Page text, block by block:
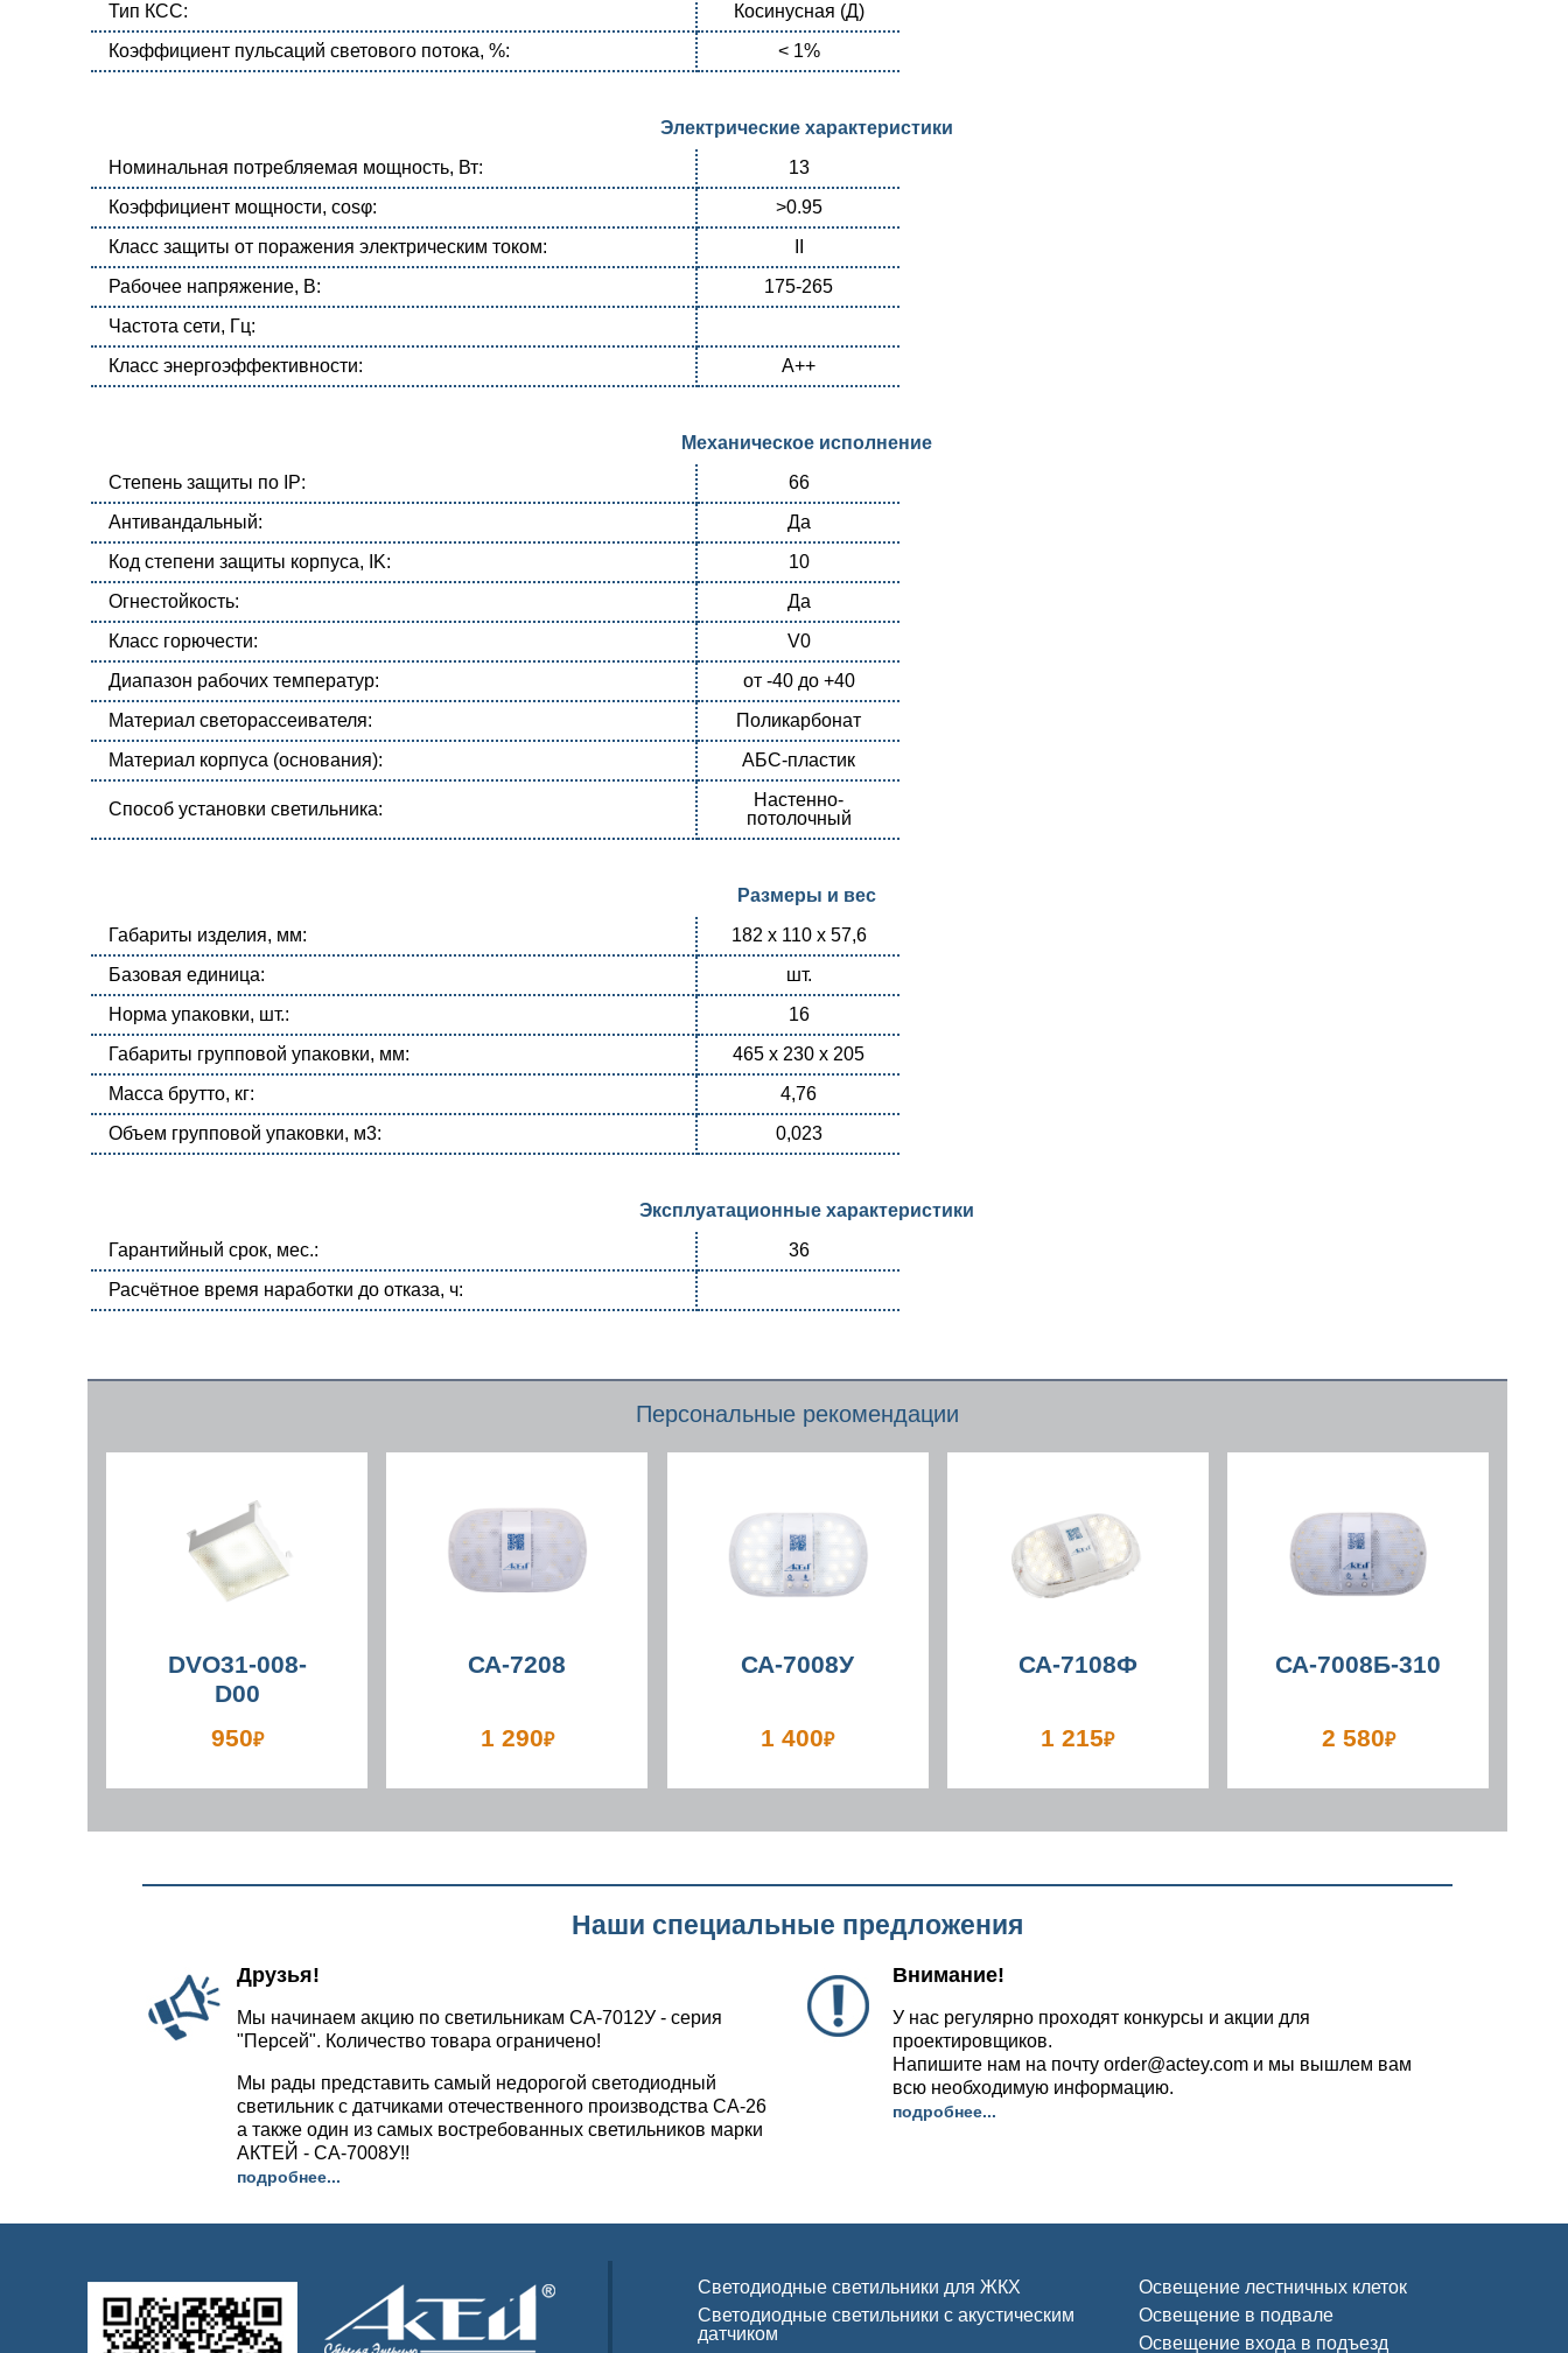
Тип КСС:
Косинусная (Д)
Коэффициент пульсаций светового потока, %:
< 1%
Электрические характеристики
Номинальная потребляемая мощность, Вт:
13
Коэффициент мощности, cosφ:
>0.95
Класс защиты от поражения электрическим током:
Рабочее напряжение, В:
175-265
Частота сети, Гц:
Класс энергоэффективности:
А++
Механическое исполнение
Степень защиты по IP:
66
Антивандальный:
Да
Код степени защиты корпуса, IK:
10
Огнестойкость:
Да
Класс горючести:
V0
Диапазон рабочих температур:
от -40 до +40
Материал светорассеивателя:
Поликарбонат
Материал корпуса (основания):
АБС-пластик
Способ установки светильника:
Настенно-
потолочный
Размеры и вес
Габариты изделия, мм:
182 х 110 х 57,6
Базовая единица:
шт.
Норма упаковки, шт.:
16
Габариты групповой упаковки, мм:
465 x 230 x 205
Масса брутто, кг:
4,76
Объем групповой упаковки, м3:
0,023
Эксплуатационные характеристики
Гарантийный срок, мес.:
36
Расчётное время наработки до отказа, ч:
Персональные рекомендации
DVO31-008-
D00
950₽
СА-7208
1 290₽
СА-7008У
1 400₽
СА-7108Ф
1 215₽
СА-7008Б-310
2 580₽
Наши специальные предложения
Друзья!
Мы начинаем акцию по светильникам СА-7012У - серия
"Персей". Количество товара ограничено!
Мы рады представить самый недорогой светодиодный
светильник с датчиками отечественного производства СА-26
а также один из самых востребованных светильников марки
АКТЕЙ - СА-7008У!!
подробнее...
Внимание!
У нас регулярно проходят конкурсы и акции для
проектировщиков.
Напишите нам на почту order@actey.com и мы вышлем вам
всю необходимую информацию.
подробнее...
Светодиодные светильники для ЖКХ
Светодиодные светильники с акустическим
датчиком
Освещение лестничных клеток
Освещение в подвале
Освещение входа в подъезд